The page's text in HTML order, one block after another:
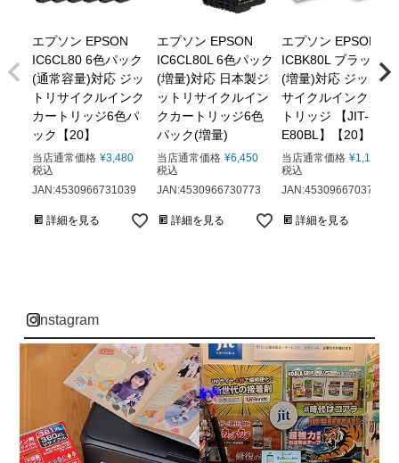
エプソン EPSON
IC6CL80 6色パック
(通常容量)対応 ジッ
トリサイクルインク
カートリッジ6色パ
ック【20】
当店通常価格 ¥3,480
税込
JAN:4530966731039
詳細を見る
エプソン EPSON
IC6CL80L 6色パック
(増量)対応 日本製ジ
ットリサイクルイン
クカートリッジ6色
パック(増量)
当店通常価格 ¥6,450
税込
JAN:4530966730773
詳細を見る
エプソン EPSON
ICBK80L ブラック
(増量)対応 ジットリ
サイクルインクカー
トリッジ 【JIT-
E80BL】【20】
当店通常価格 ¥1,148
税込
JAN:4530966703722
詳細を見る
instagram